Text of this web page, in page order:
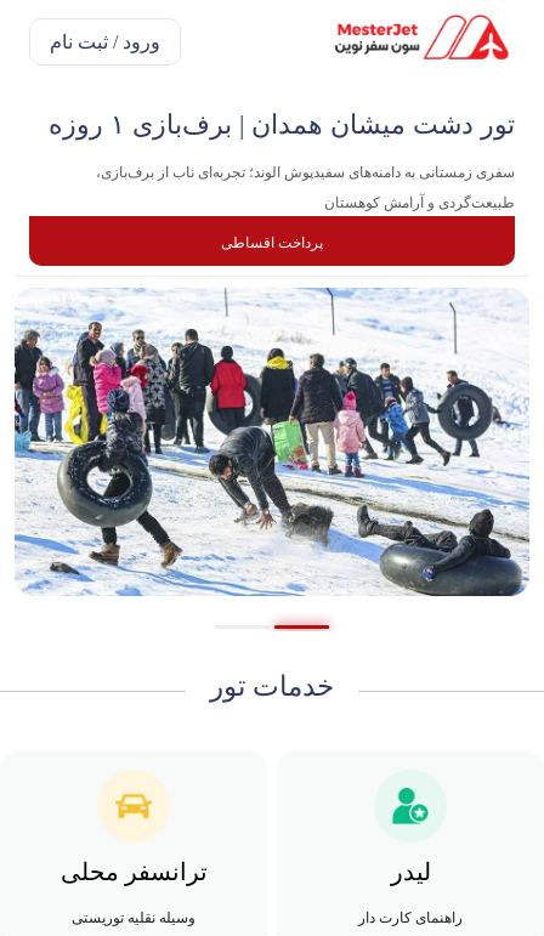
ورود / ثبت نام
تور دشت میشان همدان | برف‌بازی ۱ روزه
سفری زمستانی به دامنه‌های سفیدپوش الوند؛ تجربه‌ای ناب از برف‌بازی،
طبیعت‌گردی و آرامش کوهستان
پرداخت اقساطی
خدمات تور
لیدر
راهنمای کارت دار
ترانسفر محلی
وسیله نقلیه توریستی